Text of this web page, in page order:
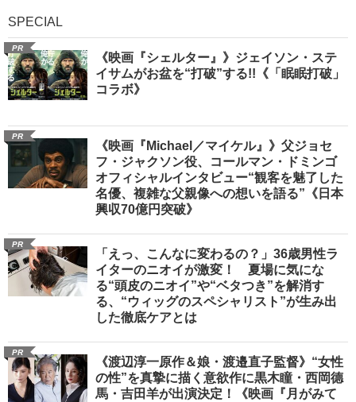
SPECIAL
PR
《映画『シェルター』》ジェイソン・ステ
イサムがお盆を“打破”する!!《「眠眠打破」
コラボ》
PR
《映画『Michael／マイケル』》父ジョセ
フ・ジャクソン役、コールマン・ドミンゴ
オフィシャルインタビュー“観客を魅了した
名優、複雑な父親像への想いを語る”《日本
興収70億円突破》
PR
「えっ、こんなに変わるの？」36歳男性ラ
イターのニオイが激変！ 夏場に気にな
る“頭皮のニオイ”や“ベタつき”を解消す
る、“ウィッグのスペシャリスト”が生み出
した徹底ケアとは
PR
《渡辺淳一原作＆娘・渡邉直子監督》“女性
の性”を真摯に描く意欲作に黒木瞳・西岡德
馬・吉田羊が出演決定！《映画『月がみて